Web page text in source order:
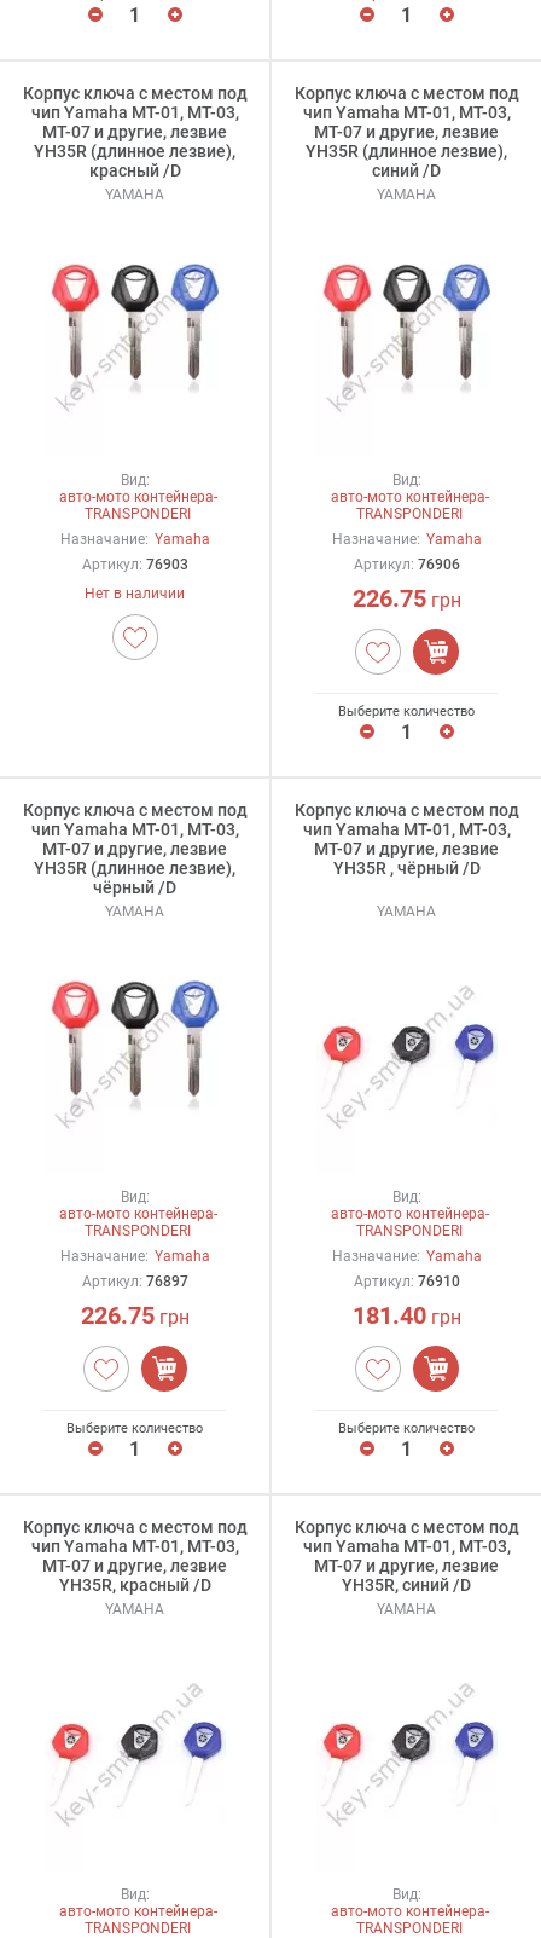
Корпус ключа с местом под
чип Yamaha MT-01, MT-03,
MT-07 и другие, лезвие
YH35R (длинное лезвие),
красный /D
YAMAHA
Вид:
авто-мото контейнера-
TRANSPONDERI
Назначание: Yamaha
Артикул: 76903
Нет в наличии
Корпус ключа с местом под
чип Yamaha MT-01, MT-03,
MT-07 и другие, лезвие
YH35R (длинное лезвие),
синий /D
YAMAHA
Вид:
авто-мото контейнера-
TRANSPONDERI
Назначание: Yamaha
Артикул: 76906
226.75грн
Выберите количество
Корпус ключа с местом под
чип Yamaha MT-01, MT-03,
MT-07 и другие, лезвие
YH35R (длинное лезвие),
чёрный /D
YAMAHA
Вид:
авто-мото контейнера-
TRANSPONDERI
Назначание: Yamaha
Артикул: 76897
226.75грн
Выберите количество
Корпус ключа с местом под
чип Yamaha MT-01, MT-03,
MT-07 и другие, лезвие
YH35R , чёрный /D
YAMAHA
Вид:
авто-мото контейнера-
TRANSPONDERI
Назначание: Yamaha
Артикул: 76910
181.40грн
Выберите количество
Корпус ключа с местом под
чип Yamaha MT-01, MT-03,
MT-07 и другие, лезвие
YH35R, красный /D
YAMAHA
Вид:
авто-мото контейнера-
TRANSPONDERI
Корпус ключа с местом под
чип Yamaha MT-01, MT-03,
MT-07 и другие, лезвие
YH35R, синий /D
YAMAHA
Вид:
авто-мото контейнера-
TRANSPONDERI